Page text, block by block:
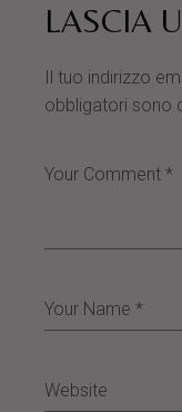
LASCIA
Il tuo indirizzo
obbligatori sono